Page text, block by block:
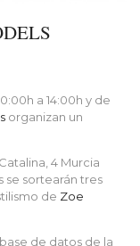
a 14:00h y de
organizan un
4 Murcia
se sortearán tres
de Zoe
de datos de la